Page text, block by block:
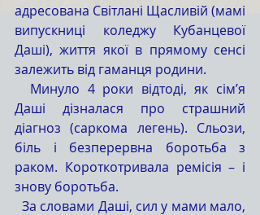
адресована Світлані Щасливій (мамі
випускниці коледжу Кубанцевої
Даші), життя якої в прямому сенсі
залежить від гаманця родини.
Даші дізналася про страшний
діагноз (саркома легень). Сльози,
біль і безперервна боротьба з
раком. Короткотривала ремісія – і
знову боротьба.